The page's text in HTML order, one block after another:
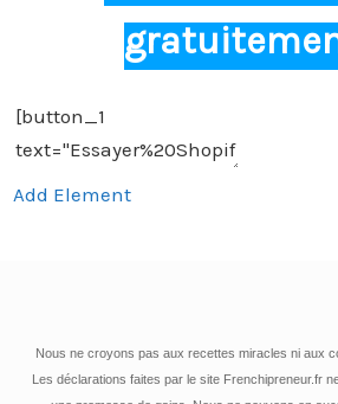
Add Element
Nous ne croyons pas aux recettes miracles ni aux
Les déclarations faites par le site Frenchipreneur.fr